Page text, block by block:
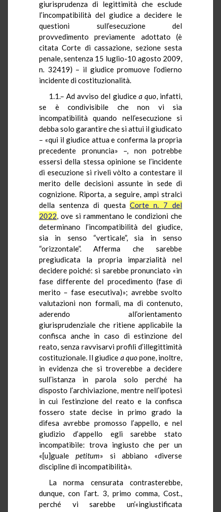
giurisprudenza di legittimità che esclude
l’incompatibilità del giudice a decidere le
questioni sull’esecuzione del
provvedimento previamente adottato (è
citata Corte di cassazione, sezione sesta
penale, sentenza 15 luglio-10 agosto 2009,
n. 32419) – il giudice promuove l’odierno
incidente di costituzionalità.
1.1.– Ad avviso del giudice a quo, infatti,
se è condivisibile che non vi sia
incompatibilità quando nell’esecuzione si
debba solo garantire che si attui il giudicato
– «qui il giudice attua e conferma la propria
precedente pronuncia» –, non potrebbe
essersi della stessa opinione se l’incidente
di esecuzione si riveli vòlto a contestare il
merito delle decisioni assunte in sede di
cognizione. Riporta, a seguire, ampi stralci
della sentenza di questaCorte n. 7 del
2022, ove si rammentano le condizioni che
determinano l’incompatibilità del giudice,
sia in senso “verticale”, sia in senso
“orizzontale”. Afferma che sarebbe
pregiudicata la propria imparzialità nel
decidere poiché: si sarebbe pronunciato «in
fase differente del procedimento (fase di
merito – fase esecutiva)»; avrebbe svolto
valutazioni non formali, ma di contenuto,
aderendo all’orientamento
giurisprudenziale che ritiene applicabile la
confisca anche in caso di estinzione del
reato, senza ravvisarvi profili d’illegittimità
costituzionale. Il giudice a quopone, inoltre,
in evidenza che si troverebbe a decidere
sull’istanza in parola solo perché ha
disposto l’archiviazione, mentre nell’ipotesi
in cui l’estinzione del reato e la confisca
fossero state decise in primo grado la
difesa avrebbe promosso l’appello, e nel
giudizio d’appello egli sarebbe stato
incompatibile: trova ingiusto che per un
«[u]gualepetitum» si abbiano «diverse
discipline di incompatibilità».
La norma censurata contrasterebbe,
dunque, con l’art. 3, primo comma, Cost.,
perché vi sarebbe un’«ingiustificata